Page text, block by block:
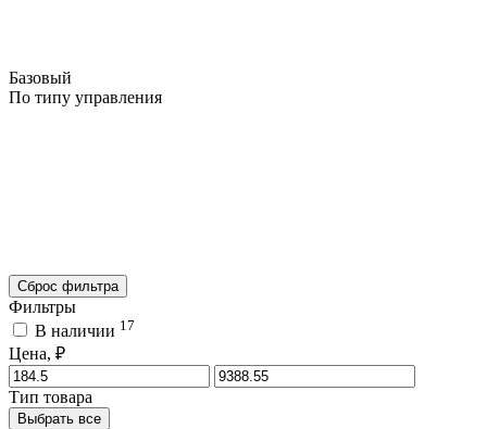
Базовый
По типу управления
Сброс фильтра
Фильтры
В наличии 17
Цена, ₽
Тип товара
Выбрать все